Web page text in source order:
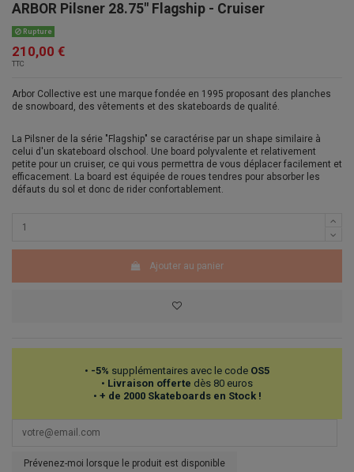
ARBOR Pilsner 28.75" Flagship - Cruiser
Rupture
210,00 €
TTC
Arbor Collective est une marque fondée en 1995 proposant des planches
de snowboard, des vêtements et des skateboards de qualité.
La Pilsner de la série "Flagship" se caractérise par un shape similaire à
celui d'un skateboard olschool. Une board polyvalente et relativement
petite pour un cruiser, ce qui vous permettra de vous déplacer facilement et
efficacement. La board est équipée de roues tendres pour absorber les
défauts du sol et donc de rider confortablement.
Ajouter au panier
• -5% supplémentaires avec le code OS5
• Livraison offerte dès 80 euros
• + de 2000 Skateboards en Stock !
Prévenez-moi lorsque le produit est disponible